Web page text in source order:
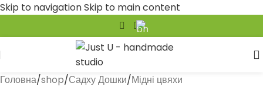
Skip to navigationSkip to main content
Головна/shop/Садху Дошки/Мідні цвяхи